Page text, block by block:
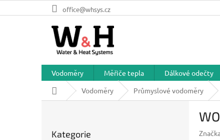
na
office@whsys.cz
Vodoměry Měřiče tepla Dálkové odečty
Domů Vodoměry Průmyslové vodoměry
kategorie
Kategorie